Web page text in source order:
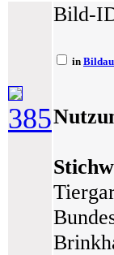
385
Bild-
in